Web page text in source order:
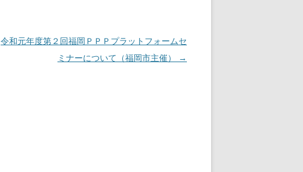
令和元年度第２回福岡ＰＰＰプラットフォームセ
ミナーについて（福岡市主催）
→